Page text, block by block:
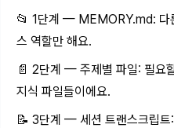
📂 1단계 — MEMORY.md: 다
스 역할만 해요.
📄 2단계 — 주제별 파일: 필요
지식 파일들이에요.
📝 3단계 — 세션 트랜스크립트